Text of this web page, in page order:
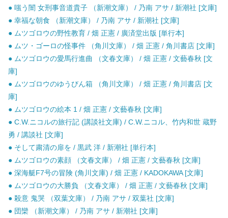
● 嗤う闇 女刑事音道貴子 （新潮文庫） / 乃南 アサ / 新潮社 [文庫]
● 幸福な朝食 （新潮文庫） / 乃南 アサ / 新潮社 [文庫]
● ムツゴロウの野性教育 / 畑 正憲 / 廣済堂出版 [単行本]
● ムツ・ゴーロの怪事件 （角川文庫） / 畑 正憲 / 角川書店 [文庫]
● ムツゴロウの愛馬行進曲 （文春文庫） / 畑 正憲 / 文藝春秋 [文
庫]
● ムツゴロウのゆうびん箱 （角川文庫） / 畑 正憲 / 角川書店 [文
庫]
● ムツゴロウの絵本 1 / 畑 正憲 / 文藝春秋 [文庫]
● C.W.ニコルの旅行記 (講談社文庫) / C.W.ニコル、竹内和世 蔵野
勇 / 講談社 [文庫]
● そして粛清の扉を / 黒武 洋 / 新潮社 [単行本]
● ムツゴロウの素顔 （文春文庫） / 畑 正憲 / 文藝春秋 [文庫]
● 深海艇F7号の冒険 (角川文庫) / 畑 正憲 / KADOKAWA [文庫]
● ムツゴロウの大勝負 （文春文庫） / 畑 正憲 / 文藝春秋 [文庫]
● 殺意 鬼哭 （双葉文庫） / 乃南 アサ / 双葉社 [文庫]
● 団欒 （新潮文庫） / 乃南 アサ / 新潮社 [文庫]